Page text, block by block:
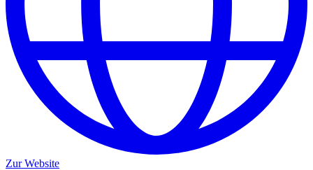
Zur Website